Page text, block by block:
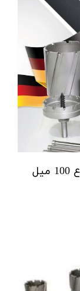
مته گردبر از قطر 12 تا 120 میل ارتفاع 100 میل